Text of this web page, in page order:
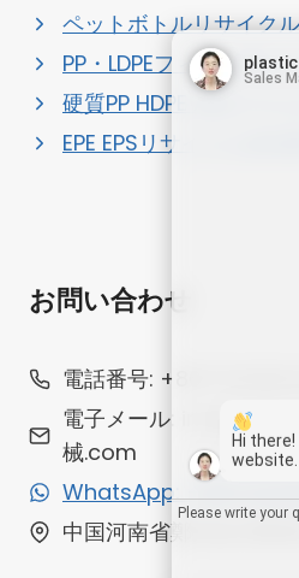
ペットボトルリサイク
PP・LDPEフィルム用ペ
硬質PP HDPE ABSプラ
EPE EPSリサイクル造粒機
お問い合わせ
電話番号:
電子メール: info@プラ
械.com
WhatsApp:
中国河南省鄭州経済開発
Sales
website.
Let me